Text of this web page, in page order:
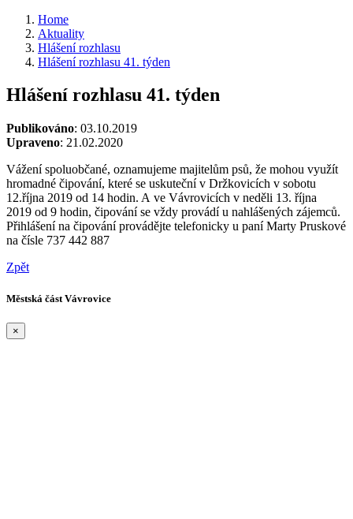
Home
Aktuality
Hlášení rozhlasu
Hlášení rozhlasu 41. týden
Hlášení rozhlasu 41. týden
Publikováno: 03.10.2019
Upraveno: 21.02.2020
Vážení spoluobčané, oznamujeme majitelům psů, že mohou využít
hromadné čipování, které se uskuteční v Držkovicích v sobotu
12.října 2019 od 14 hodin. A ve Vávrovicích v neděli 13. října
2019 od 9 hodin, čipování se vždy provádí u nahlášených zájemců.
Přihlášení na čipování provádějte telefonicky u paní Marty Pruskové
na čísle 737 442 887
Zpět
Městská část Vávrovice
×